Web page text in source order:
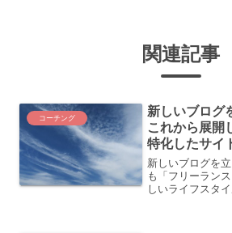
関連記事
コーチング
新しいブログ
これから展開
特化したサイ
新しいブログを
も「フリーラン
しいライフスタ